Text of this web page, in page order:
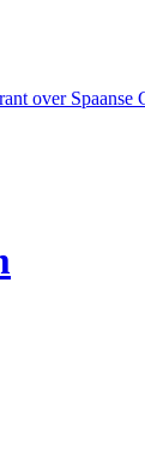
over Spaanse